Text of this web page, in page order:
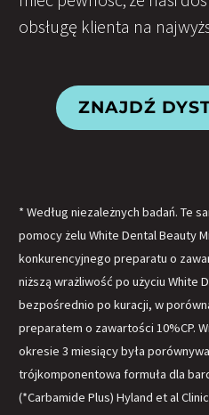
obsługę klienta na
ZNAJDŹ
* Według niezależnych badań. Te
pomocy żelu White Dental Beauty
konkurencyjnego preparatu o
niższą wrażliwość po użyciu White
bezpośrednio po kuracji, w
preparatem o zawartości 10%CP.
okresie 3 miesiący była
trójkomponentowa formuła dla
(*Carbamide Plus) Hyland et al